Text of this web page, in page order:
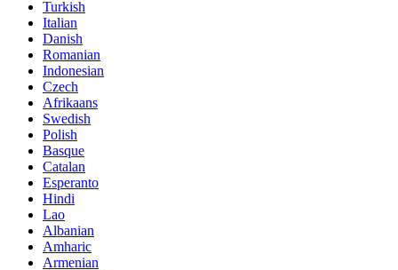
Turkish
Italian
Danish
Romanian
Indonesian
Czech
Afrikaans
Swedish
Polish
Basque
Catalan
Esperanto
Hindi
Lao
Albanian
Amharic
Armenian